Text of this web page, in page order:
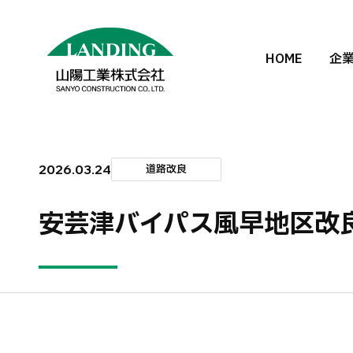
HOME 企
2026.03.24 道路改良
安芸津バイパス風早地区改